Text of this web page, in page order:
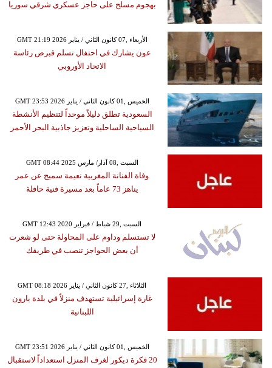
بهجوم مسلح على حاجز عسكري شرقي سوريا
GMT 21:19 2026 الأربعاء ,07 كانون الثاني / يناير
عون يشارك في احتفال تسلم قبرص رئاسة
الاتحاد الأوروبي
GMT 23:53 2026 الخميس ,01 كانون الثاني / يناير
السعودية تطلق دليلاً موحداً لتنظيم الأنشطة
السياحية الساحلية وتعزيز جاذبية البحر الأحمر
GMT 08:44 2025 السبت ,08 آذار/ مارس
وفاة الفنانة المغربية نعيمة سميح عن عمر
يناهز 73 عاماً بعد مسيرة فنية حافلة
GMT 12:43 2020 السبت ,29 شباط / فبراير
لا تستسلم وداوم على المحاولة حتى لو شعرت
أن بعض الحواجز تنصب في طريقك
GMT 08:18 2026 الثلاثاء ,27 كانون الثاني / يناير
غارة إسرائيلية تستهدف منزلاً في بلدة يارون
اللبنانية
GMT 23:51 2026 الخميس ,01 كانون الثاني / يناير
20 فكرة ديكور لغرف المنزل استعداداً لاستقبال